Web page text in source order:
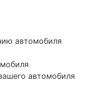
автомобиля
автомобиля